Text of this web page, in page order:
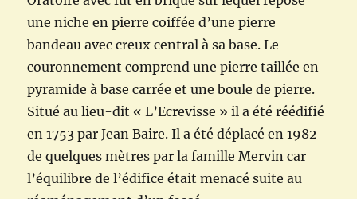
une niche en pierre coiffée d’une pierre
bandeau avec creux central à sa base. Le
couronnement comprend une pierre taillée en
pyramide à base carrée et une boule de pierre.
Situé au lieu-dit « L’Ecrevisse » il a été réédifié
en 1753 par Jean Baire. Il a été déplacé en 1982
de quelques mètres par la famille Mervin car
l’équilibre de l’édifice était menacé suite au